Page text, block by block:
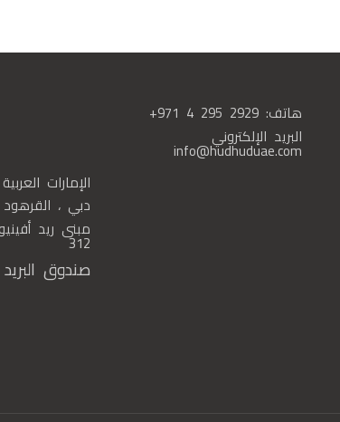
هاتف: +971 4 295 2929
البريد الإلكتروني
info@hudhuduae.com
الإمارات
دبي ، القرهود
مبنى ريد
312
صندوق البريد :